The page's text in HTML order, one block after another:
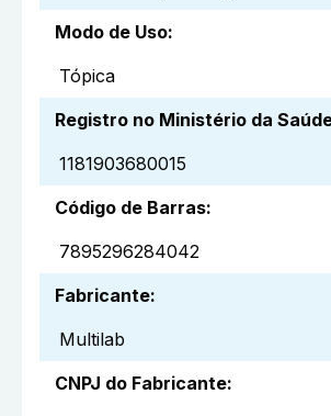
Modo de Uso:
Tópica
Registro no Ministério da
1181903680015
Código de Barras:
7895296284042
Fabricante:
Multilab
CNPJ do Fabricante: